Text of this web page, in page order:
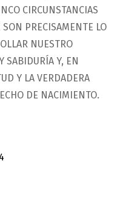
CIRCUNSTANCIAS
PRECISAMENTE LO
NUESTRO
SABIDURÍA Y, EN
Y LA VERDADERA
DE NACIMIENTO.